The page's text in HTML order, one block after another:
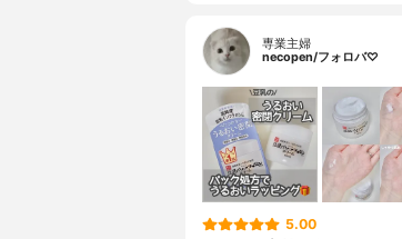
専業主婦
necopen/フォロバ♡
5.00